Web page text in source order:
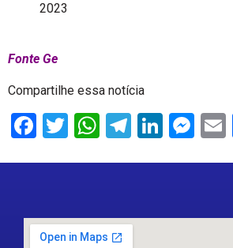
2023
Fonte Ge
Compartilhe essa notícia
Facebook
Twitter
WhatsApp
Telegram